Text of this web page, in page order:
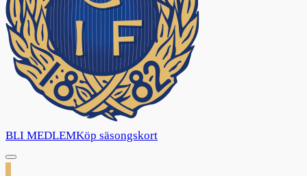
BLI MEDLEMKöp säsongskort